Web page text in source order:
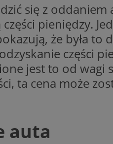
się z oddaniem
pieniędzy.
że była
części
jest to od
ta cena może
auta
euds
__cf_bm